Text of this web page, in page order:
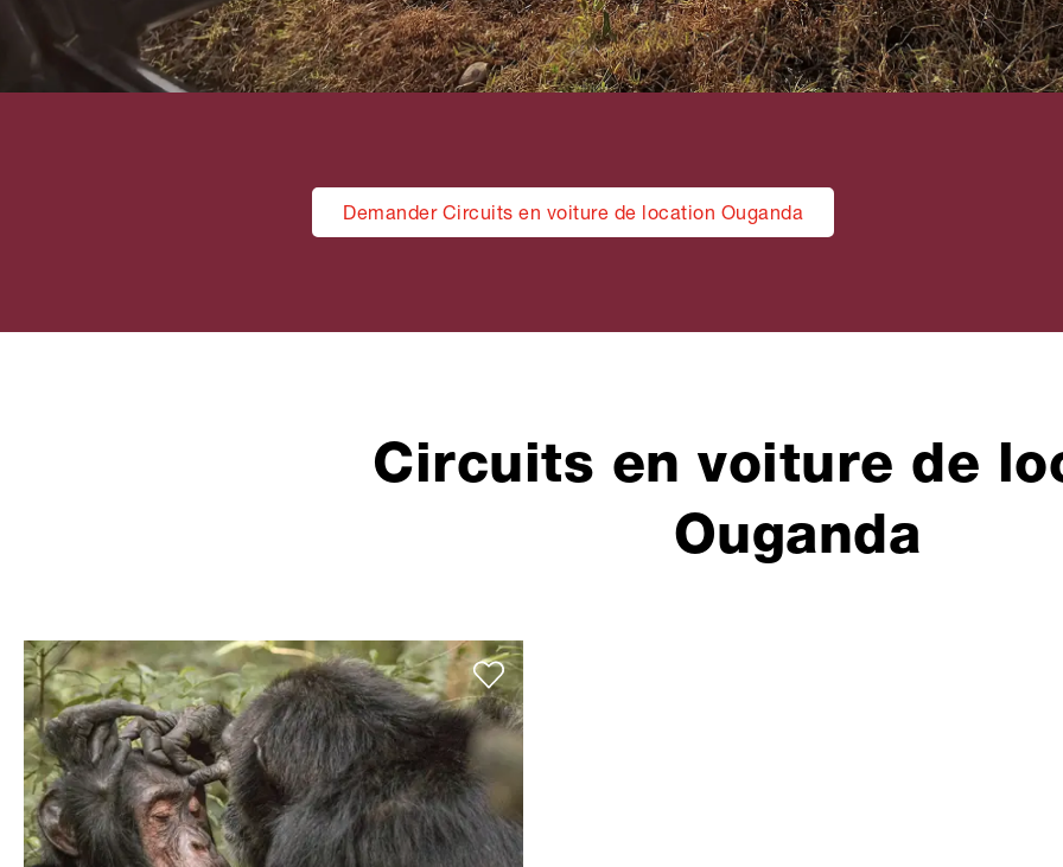
Demander Circuits en voiture de location Ouganda
Circuits en voiture de
Ouganda